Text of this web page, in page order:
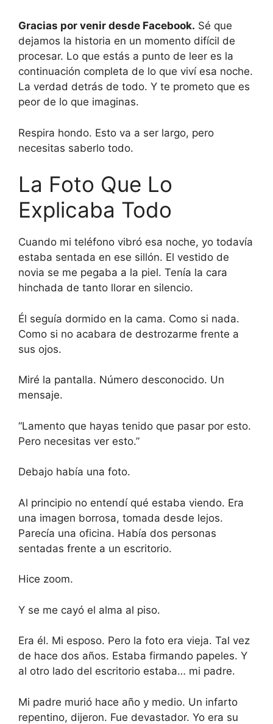
Gracias por venir desde Facebook. Sé que
dejamos la historia en un momento difícil de
procesar. Lo que estás a punto de leer es la
continuación completa de lo que viví esa noche.
La verdad detrás de todo. Y te prometo que es
peor de lo que imaginas.
Respira hondo. Esto va a ser largo, pero
necesitas saberlo todo.
La Foto Que Lo
Explicaba Todo
Cuando mi teléfono vibró esa noche, yo todavía
estaba sentada en ese sillón. El vestido de
novia se me pegaba a la piel. Tenía la cara
hinchada de tanto llorar en silencio.
Él seguía dormido en la cama. Como si nada.
Como si no acabara de destrozarme frente a
sus ojos.
Miré la pantalla. Número desconocido. Un
mensaje.
“Lamento que hayas tenido que pasar por esto.
Pero necesitas ver esto.”
Debajo había una foto.
Al principio no entendí qué estaba viendo. Era
una imagen borrosa, tomada desde lejos.
Parecía una oficina. Había dos personas
sentadas frente a un escritorio.
Hice zoom.
Y se me cayó el alma al piso.
Era él. Mi esposo. Pero la foto era vieja. Tal vez
de hace dos años. Estaba firmando papeles. Y
al otro lado del escritorio estaba… mi padre.
Mi padre murió hace año y medio. Un infarto
repentino, dijeron. Fue devastador. Yo era su